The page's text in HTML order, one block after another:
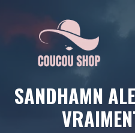
SANDHAMN